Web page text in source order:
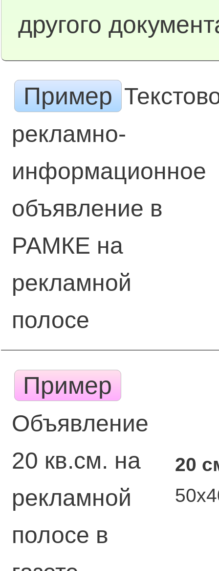
другого
Пример
рекламно-
информационное
объявление в
РАМКЕ на
рекламной
полосе
Пример
Объявление
20 кв.см. на
рекламной
полосе в
20